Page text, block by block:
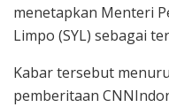
menetapkan Menteri
Limpo (SYL) sebagai
Kabar tersebut
pemberitaan